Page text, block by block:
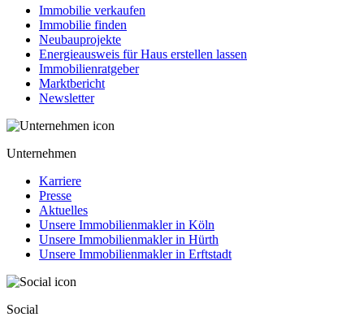
Immobilie verkaufen
Immobilie finden
Neubauprojekte
Energieausweis für Haus erstellen lassen
Immobilienratgeber
Marktbericht
Newsletter
Unternehmen
Karriere
Presse
Aktuelles
Unsere Immobilienmakler in Köln
Unsere Immobilienmakler in Hürth
Unsere Immobilienmakler in Erftstadt
Social